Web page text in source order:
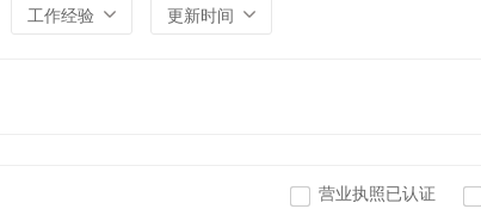
工作经验 更新时间
营业执照已认证